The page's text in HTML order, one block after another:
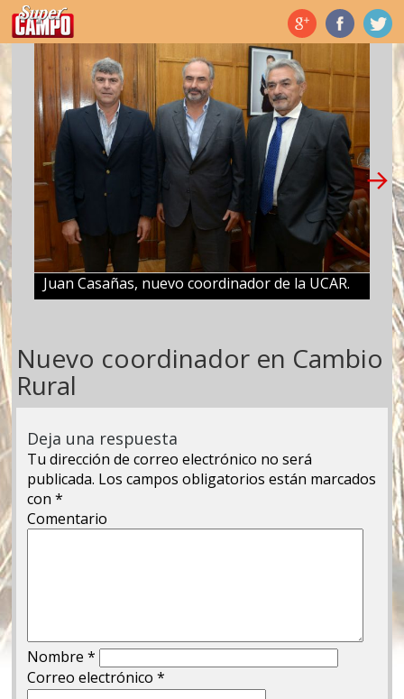
Temas de hoy
Juan Casañas, nuevo coordinador de la UCAR.
Nuevo coordinador en Cambio
Rural
Deja una respuesta
Tu dirección de correo electrónico no será
publicada. Los campos obligatorios están marcados
con*
Comentario
Nombre*
Correo electrónico*